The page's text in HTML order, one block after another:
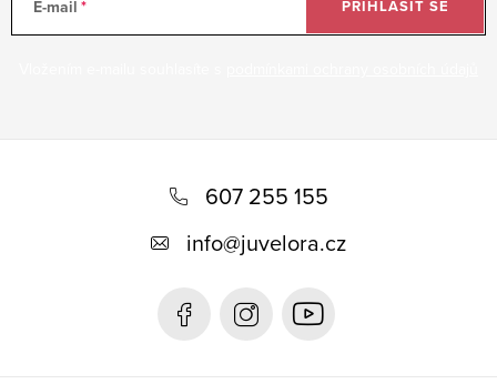
E-mail PŘIHLÁSIT SE
607 255 155
info@juvelora.cz